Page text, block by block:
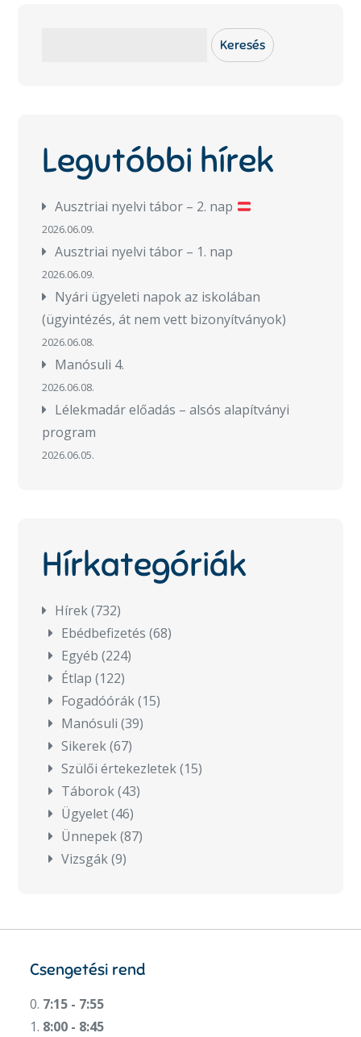
Keresés
Legutóbbi hírek
Ausztriai nyelvi tábor – 2. nap
2026.06.09.
Ausztriai nyelvi tábor – 1. nap
2026.06.09.
Nyári ügyeleti napok az iskolában
(ügyintézés, át nem vett bizonyítványok)
2026.06.08.
Manósuli 4.
2026.06.08.
Lélekmadár előadás – alsós alapítványi
program
2026.06.05.
Hírkategóriák
Hírek(732)
Ebédbefizetés (68)
Egyéb (224)
Étlap (122)
Fogadóórák(15)
Manósuli (39)
Sikerek(67)
Szülői értekezletek(15)
Táborok(43)
Ügyelet(46)
Ünnepek(87)
Vizsgák(9)
Csengetési rend
0. 7:15 - 7:55
1. 8:00 - 8:45